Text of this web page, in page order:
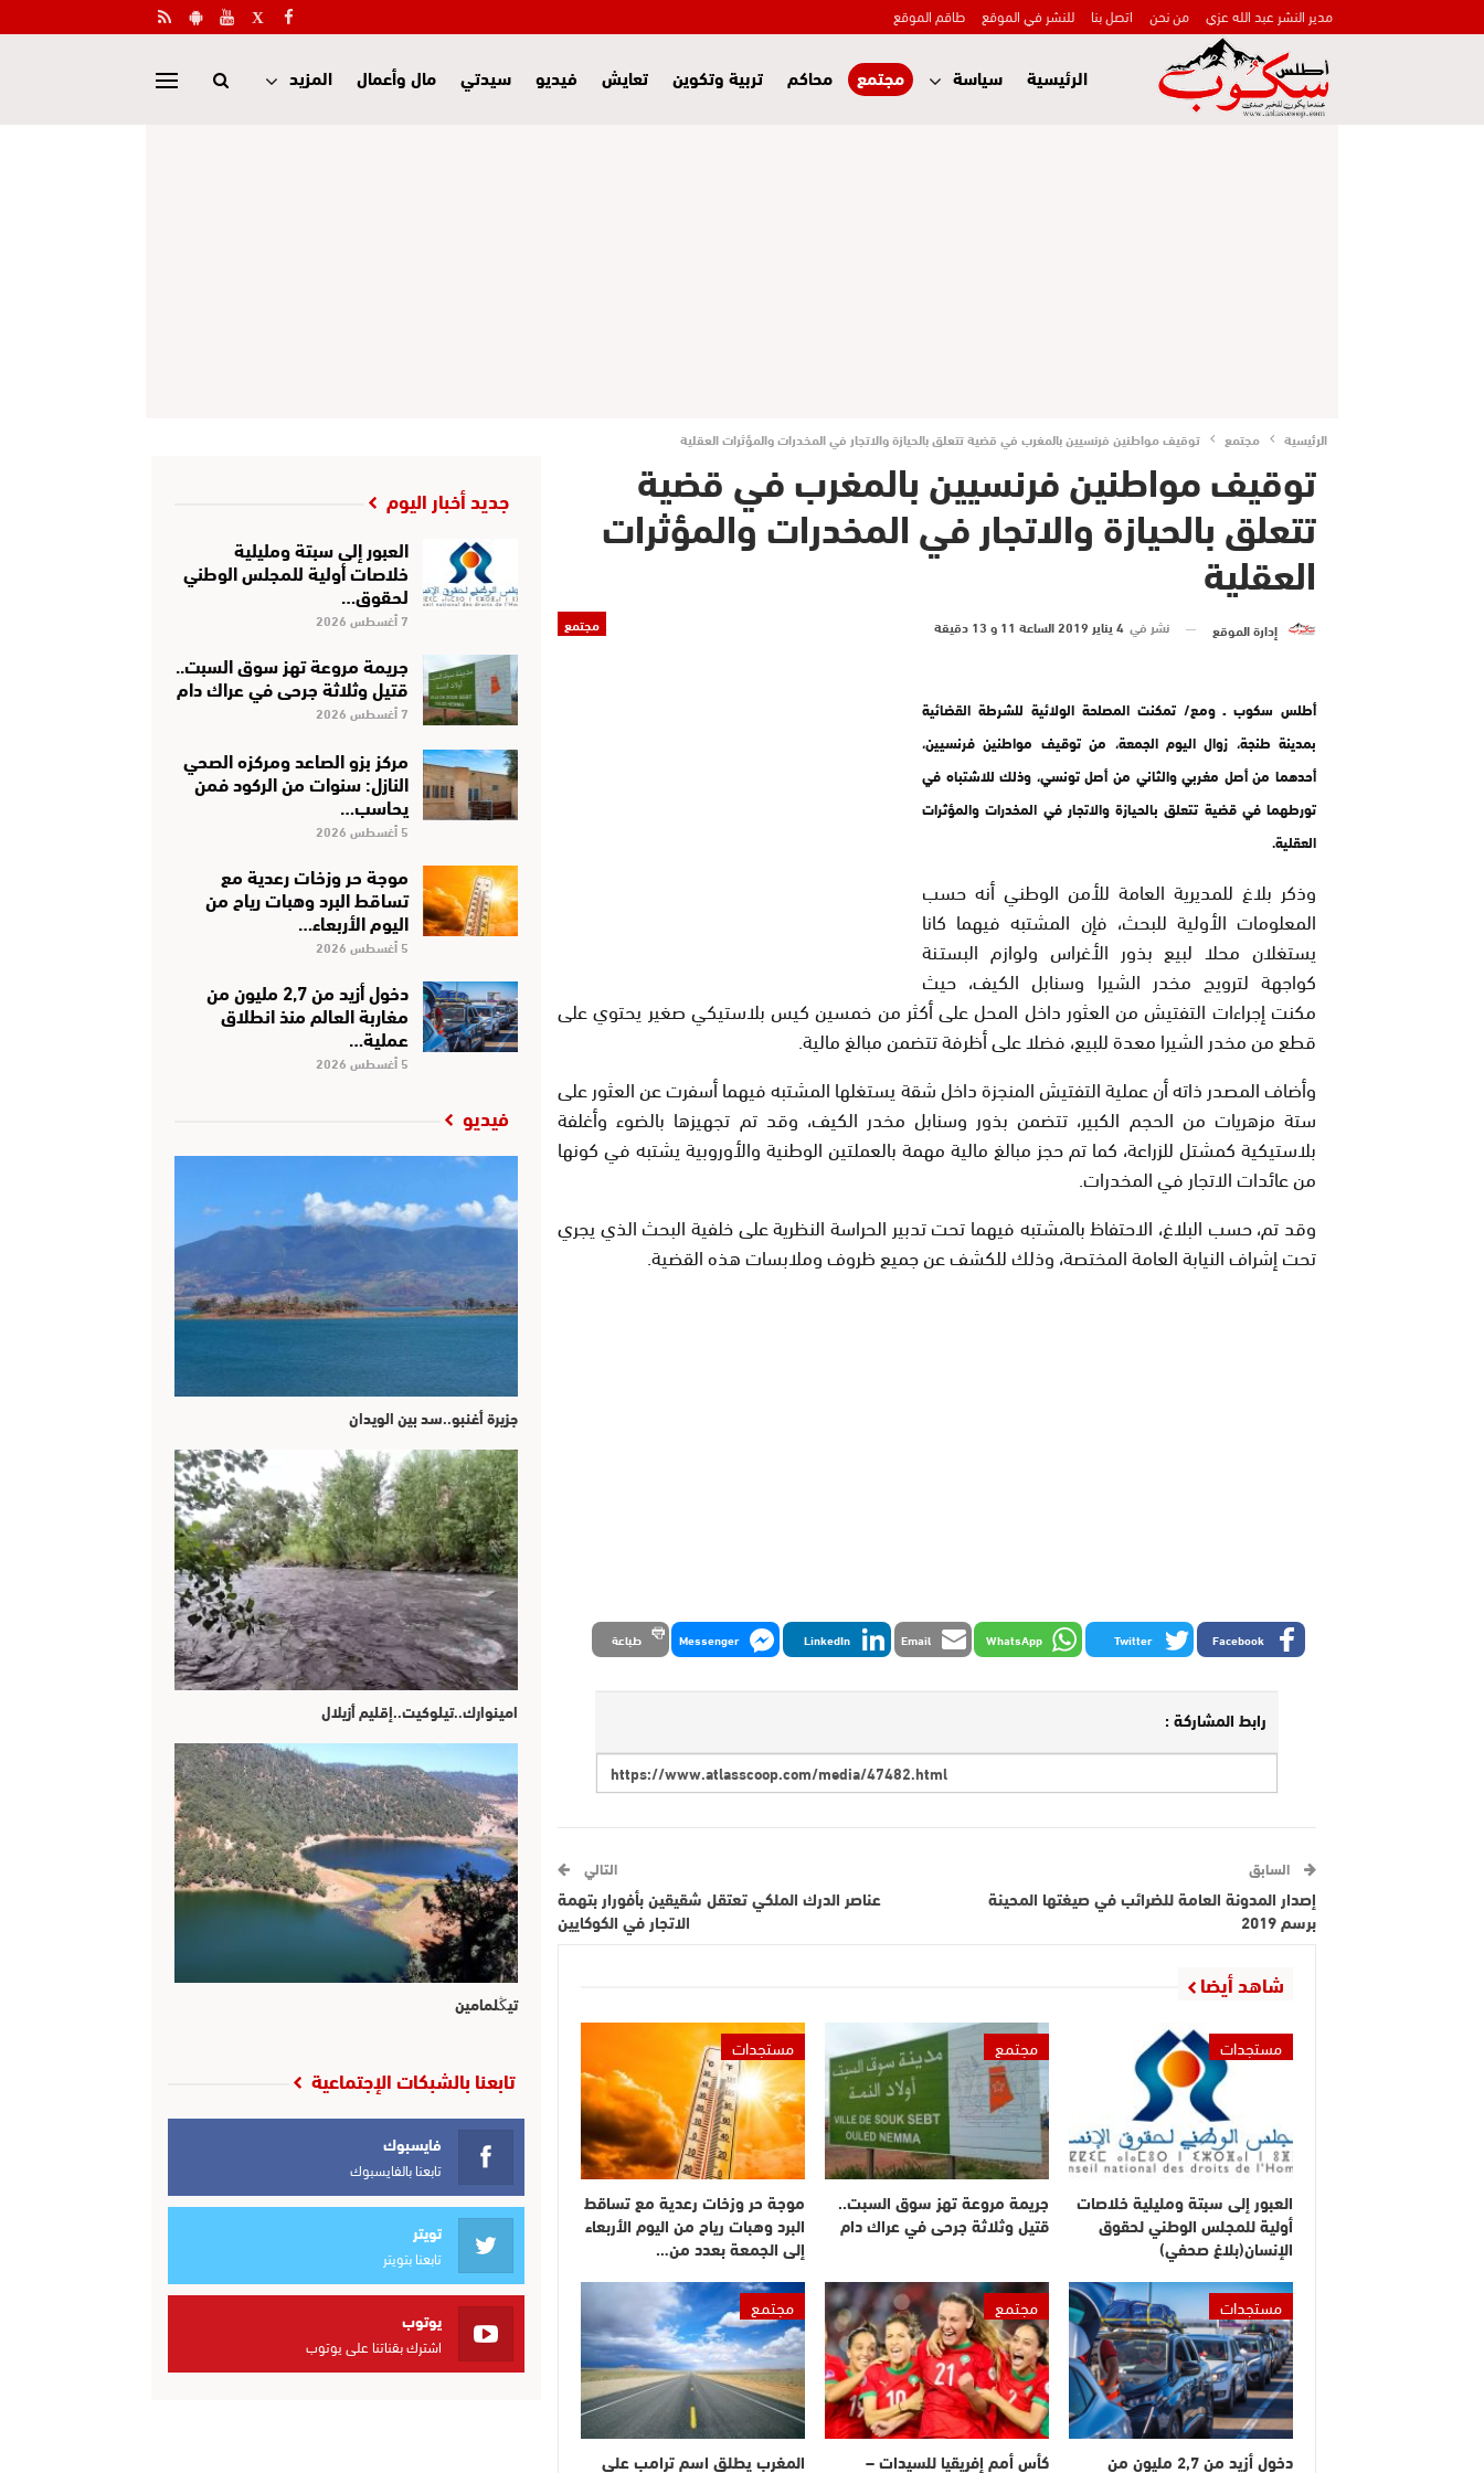
مدير النشر عبد الله عزي من نحن اتصل بنا للنشر في الموقع طاقم الموقع
الرئيسية سياسة مجتمع محاكم تربية وتكوين تعايش فيديو سيدتي مال وأعمال المزيد
الرئيسية مجتمع توقيف مواطنين فرنسيين بالمغرب في قضية تتعلق بالحيازة والاتجار في المخدرات والمؤثرات العقلية
توقيف مواطنين فرنسيين بالمغرب في قضية
تتعلق بالحيازة والاتجار في المخدرات والمؤثرات
العقلية
مجتمع إدارة الموقع نشر في 4 يناير 2019 الساعة 11 و 13 دقيقة
أطلس سكوب ـ ومع/ تمكنت المصلحة الولائية للشرطة القضائية
بمدينة طنجة، زوال اليوم الجمعة، من توقيف مواطنين فرنسيين،
أحدهما من أصل مغربي والثاني من أصل تونسي، وذلك للاشتباه في
تورطهما في قضية تتعلق بالحيازة والاتجار في المخدرات والمؤثرات
العقلية.
وذكر بلاغ للمديرية العامة للأمن الوطني أنه حسب
المعلومات الأولية للبحث، فإن المشتبه فيهما كانا
يستغلان محلا لبيع بذور الأغراس ولوازم البستـنة
كواجهة لترويج مخدر الشيرا وسنابل الكيف، حيث
مكنت إجراءات التفتيش من العثور داخل المحل على أكثر من خمسين كيس بلاستيكي صغير يحتوي على
قطع من مخدر الشيرا معدة للبيع، فضلا على أظرفة تتضمن مبالغ مالية.
وأضاف المصدر ذاته أن عملية التفتيش المنجزة داخل شقة يستغلها المشتبه فيهما أسفرت عن العثور على
ستة مزهريات من الحجم الكبير، تتضمن بذور وسنابل مخدر الكيف، وقد تم تجهيزها بالضوء وأغلفة
بلاستيكية كمشتل للزراعة، كما تم حجز مبالغ مالية مهمة بالعملتين الوطنية والأوروبية يشتبه في كونها
من عائدات الاتجار في المخدرات.
وقد تم، حسب البلاغ، الاحتفاظ بالمشتبه فيهما تحت تدبير الحراسة النظرية على خلفية البحث الذي يجري
تحت إشراف النيابة العامة المختصة، وذلك للكشف عن جميع ظروف وملابسات هذه القضية.
Facebook
Twitter
WhatsApp
Email
LinkedIn
Messenger طباعة
رابط المشاركة :
السابق
إصدار المدونة العامة للضرائب في صيغتها المحينة
برسم 2019
التالي
عناصر الدرك الملكي تعتقل شقيقين بأفورار بتهمة
الاتجار في الكوكايين
شاهد أيضا
مستجدات
العبور إلى سبتة ومليلية خلاصات
أولية للمجلس الوطني لحقوق
الإنسان(بلاغ صحفي)
مجتمع
جريمة مروعة تهز سوق السبت..
قتيل وثلاثة جرحى في عراك دام
مستجدات
موجة حر وزخات رعدية مع تساقط
البرد وهبات رياح من اليوم الأربعاء
إلى الجمعة بعدد من…
مستجدات
دخول أزيد من 2,7 مليون من
مجتمع
كأس أمم إفريقيا للسيدات –
مجتمع
المغرب يطلق اسم ترامب على
جديد أخبار اليوم
العبور إلى سبتة ومليلية
خلاصات أولية للمجلس الوطني
لحقوق…
7 أغسطس 2026
جريمة مروعة تهز سوق السبت..
قتيل وثلاثة جرحى في عراك دام
7 أغسطس 2026
مركز بزو الصاعد ومركزه الصحي
النازل: سنوات من الركود فمن
يحاسب…
5 أغسطس 2026
موجة حر وزخات رعدية مع
تساقط البرد وهبات رياح من
اليوم الأربعاء…
5 أغسطس 2026
دخول أزيد من 2,7 مليون من
مغاربة العالم منذ انطلاق
عملية…
5 أغسطس 2026
فيديو
جزيرة أغنبو..سد بين الويدان
امينوارك..تيلوكيت..إقليم أزيلال
تيڭلمامين
تابعنا بالشبكات الإجتماعية
فايسبوك
تابعنا بالفايسبوك
تويتر
تابعنا بتويتر
يوتوب
اشترك بقناتنا على يوتوب